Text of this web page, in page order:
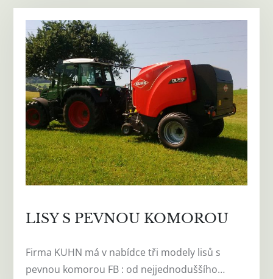
LISY S PEVNOU KOMOROU
Firma KUHN má v nabídce tři modely lisů s
pevnou komorou FB : od nejjednoduššího…